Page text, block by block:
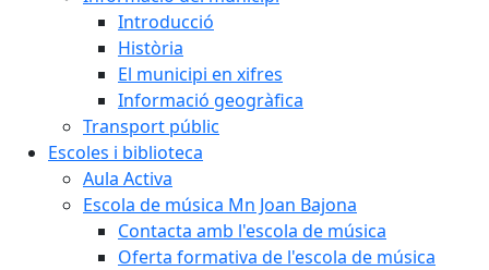
Introducció
Història
El municipi en xifres
Informació geogràfica
Transport públic
Escoles i biblioteca
Aula Activa
Escola de música Mn Joan Bajona
Contacta amb l'escola de música
Oferta formativa de l'escola de música